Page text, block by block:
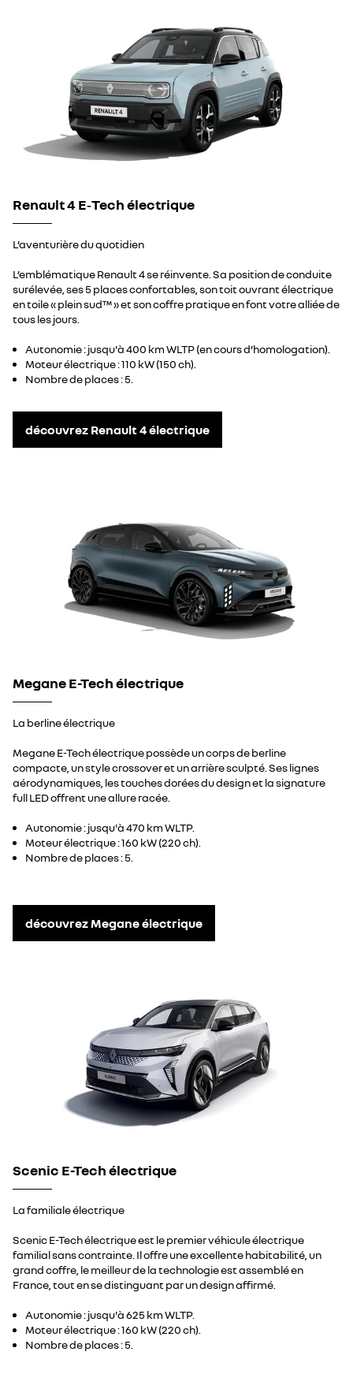
Renault 4 E‑Tech électrique
L’aventurière du quotidien
L’emblématique Renault 4 se réinvente. Sa position de conduite
surélevée, ses 5 places confortables, son toit ouvrant électrique
en toile « plein sud™ » et son coffre pratique en font votre alliée de
tous les jours.
Autonomie : jusqu'à 400 km WLTP (en cours d’homologation).
Moteur électrique : 110 kW (150 ch).
Nombre de places : 5.
découvrez Renault 4 électrique
Megane E-Tech électrique
La berline électrique
Megane E-Tech électrique possède un corps de berline
compacte, un style crossover et un arrière sculpté. Ses lignes
aérodynamiques, les touches dorées du design et la signature
full LED offrent une allure racée.
Autonomie : jusqu'à 470 km WLTP.
Moteur électrique : 160 kW (220 ch).
Nombre de places : 5.
découvrez Megane électrique
Scenic E-Tech électrique
La familiale électrique
Scenic E-Tech électrique est le premier véhicule électrique
familial sans contrainte. Il offre une excellente habitabilité, un
grand coffre, le meilleur de la technologie est assemblé en
France, tout en se distinguant par un design affirmé.
Autonomie : jusqu'à 625 km WLTP.
Moteur électrique : 160 kW (220 ch).
Nombre de places : 5.